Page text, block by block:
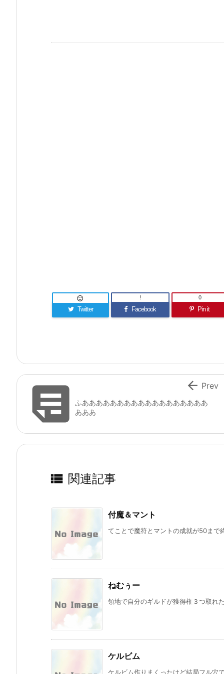
Twitter

Facebook
!
Pin it
0
ふああああああああああああああああああ
あああ
 Prev
 関連記事
付魔＆マント
てことで魔符とマントの成就が50まで
ねむぅー
領地で自分のギルドが獲得権３つ取れ
ケルビム
ケルビム作りまくったけど結局フル穴